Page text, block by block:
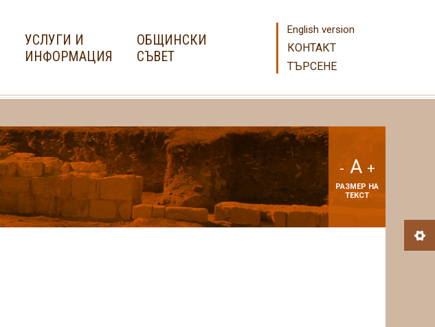
УСЛУГИ И
ИНФОРМАЦИЯ
ОБЩИНСКИ
СЪВЕТ
English version
КОНТАКТ
ТЪРСЕНЕ
- A +
РАЗМЕР НА
ТЕКСТ